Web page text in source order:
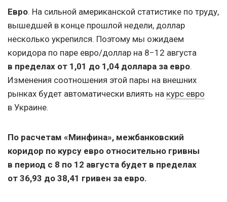
Евро. На сильной американской статистике по труду,
вышедшей в конце прошлой недели, доллар
несколько укрепился. Поэтому мы ожидаем
коридора по паре евро/доллар на 8−12 августа
в пределах от 1,01 до 1,04 доллара за евро.
Изменения соотношения этой пары на внешних
рынках будет автоматически влиять на курс евро
в Украине.
По расчетам «Минфина», межбанковский
коридор по курсу евро относительно гривны
в период с 8 по 12 августа будет в пределах
от 36,93 до 38,41 гривен за евро.